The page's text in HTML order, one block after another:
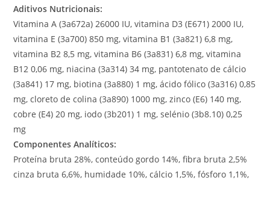
Aditivos Nutricionais:
Vitamina A (3a672a) 26000 IU, vitamina D3 (E671) 2000 IU,
vitamina E (3a700) 850 mg, vitamina B1 (3a821) 6,8 mg,
vitamina B2 8,5 mg, vitamina B6 (3a831) 6,8 mg, vitamina
B12 0,06 mg, niacina (3a314) 34 mg, pantotenato de cálcio
(3a841) 17 mg, biotina (3a880) 1 mg, ácido fólico (3a316) 0,85
mg, cloreto de colina (3a890) 1000 mg, zinco (E6) 140 mg,
cobre (E4) 20 mg, iodo (3b201) 1 mg, selénio (3b8.10) 0,25
mg
Componentes Analíticos:
Proteína bruta 28%, conteúdo gordo 14%, fibra bruta 2,5%
cinza bruta 6,6%, humidade 10%, cálcio 1,5%, fósforo 1,1%,